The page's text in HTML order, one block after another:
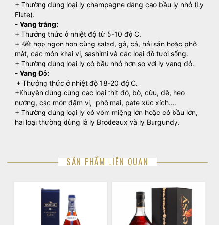
+ Thường dùng loại ly champagne dáng cao bầu ly nhỏ (Ly
Flute).
- Vang trắng:
+ Thưởng thức ở nhiệt độ từ 5-10 độ C.
+ Kết hợp ngon hơn cùng salad, gà, cá, hải sản hoặc phô
mát, các món khai vị, sashimi và các loại đồ tươi sống.
+ Thường dùng loại ly có bầu nhỏ hơn so với ly vang đỏ.
- Vang Đỏ:
+ Thưởng thức ở nhiệt độ 18-20 độ C.
+Khuyên dùng cùng các loại thịt đỏ, bò, cừu, dê, heo
nướng, các món đậm vị, phô mai, pate xúc xích....
+ Thường dùng loại ly có vòm miệng lớn hoặc có bầu lớn,
hai loại thường dùng là ly Brodeaux và ly Burgundy.
SẢN PHẨM LIÊN QUAN